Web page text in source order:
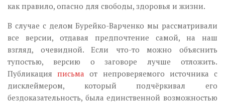
как правило, опасно для свободы, здоровья и жизни.
В случае с делом Бурейко-Варченко мы рассматривали
все версии, отдавая предпочтение самой, на наш
взгляд, очевидной. Если что-то можно объяснить
тупостью, версию о заговоре лучше отложить.
Публикацияписьма от непроверяемого источника с
дисклеймером, который подчёркивал его
бездоказательность, была единственной возможностью